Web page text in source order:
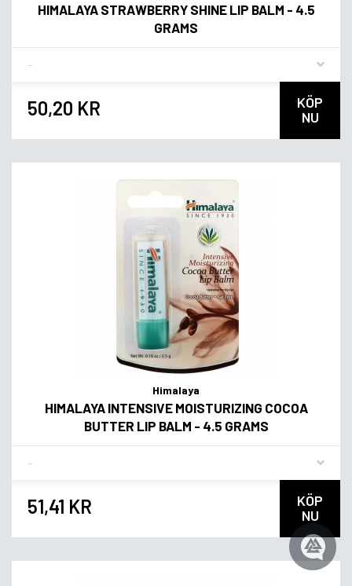
HIMALAYA STRAWBERRY SHINE LIP BALM - 4.5
GRAMS
50,20 KR
KÖP
NU
Himalaya
HIMALAYA INTENSIVE MOISTURIZING COCOA
BUTTER LIP BALM - 4.5 GRAMS
51,41 KR
KÖP
NU